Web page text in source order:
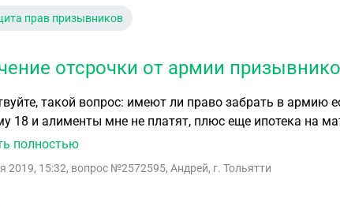
прав призывников
отсрочки от армии
такой вопрос: имеют ли право забрать в армию
18 и алименты мне не платят, плюс еще ипотека на
с просьбой сделать отсрочку?
полностью
2019, 15:32, вопрос №2572595, Андрей, г. Тольятти